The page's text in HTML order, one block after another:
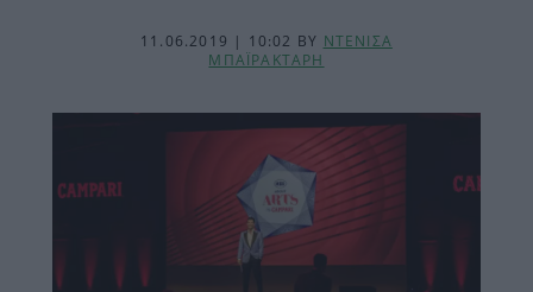
11.06.2019 | 10:02 BY ΝΤΕΝΙΣΑ
ΜΠΑΪΡΑΚΤΑΡΗ